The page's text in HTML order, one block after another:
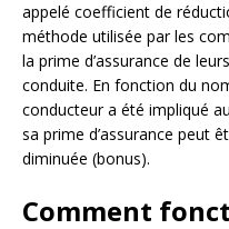
appelé coefficient de
méthode utilisée par les
la prime d’assurance de
conduite. En fonction du
conducteur a été impliqué
sa prime d’assurance peut
diminuée (bonus).
Comment